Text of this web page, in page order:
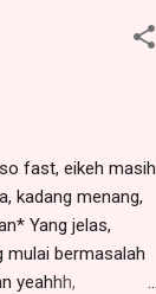
fast, eikeh masih
kadang menang,
Yang jelas,
mulai bermasalah
yeahhh,